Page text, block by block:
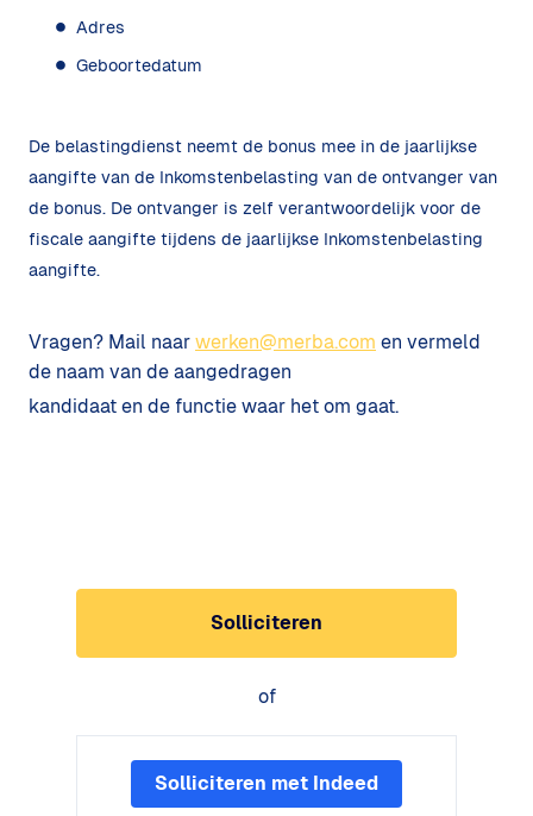
Adres
Geboortedatum
De belastingdienst neemt de bonus mee in de jaarlijkse
aangifte van de Inkomstenbelasting van de ontvanger van
de bonus. De ontvanger is zelf verantwoordelijk voor de
fiscale aangifte tijdens de jaarlijkse Inkomstenbelasting
aangifte.
Vragen? Mail naar werken@merba.com en vermeld
de naam van de aangedragen
kandidaat en de functie waar het om gaat.
Solliciteren
of
Solliciteren met Indeed